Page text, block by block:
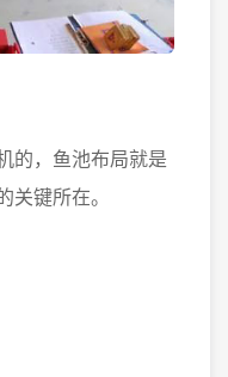
，鱼池布局就是
键所在。